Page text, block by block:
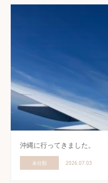
沖縄に行ってきました。
未分類 2026.07.03